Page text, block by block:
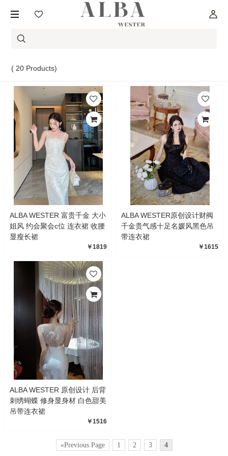
( 20 Products)
ALBA WESTER 富贵千金 大小
姐风 约会聚会c位 连衣裙 收腰
显瘦长裙
￥1819
ALBA WESTER原创设计财阀
千金贵气感十足名媛风黑色吊
带连衣裙
￥1615
ALBA WESTER 原创设计 后背
刺绣蝴蝶 修身显身材 白色甜美
吊带连衣裙
￥1516
«Previous Page 1 2 3 4